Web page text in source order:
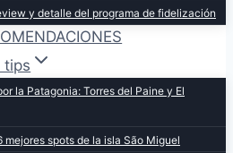
y detalle del programa de fidelización
tips
la Patagonia: Torres del Paine y El
mejores spots de la isla São Miguel